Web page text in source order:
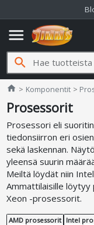
menu
search
home Jimms.fi
Komponentit
Prosessorit
Prosessori eli
tiedonsiirron eri
sekä laskennan.
yleensä suurin
Meiltä löydät niin
Ammattilaisille
Xeon -prosessorit.
AMD prosessorit Intel